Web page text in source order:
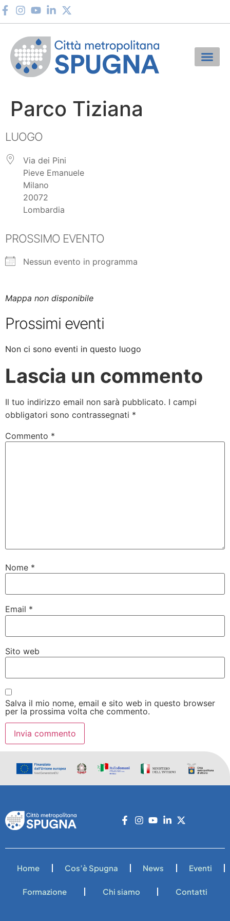
Parco Tiziana
LUOGO
Via dei Pini
Pieve Emanuele
Milano
20072
Lombardia
PROSSIMO EVENTO
Nessun evento in programma
Mappa non disponibile
Prossimi eventi
Non ci sono eventi in questo luogo
Lascia un commento
Il tuo indirizzo email non sarà pubblicato. I campi
obbligatori sono contrassegnati *
Commento *
Nome *
Email *
Sito web
Salva il mio nome, email e sito web in questo browser
per la prossima volta che commento.
Home Cos’è Spugna News Eventi
Formazione Chi siamo Contatti